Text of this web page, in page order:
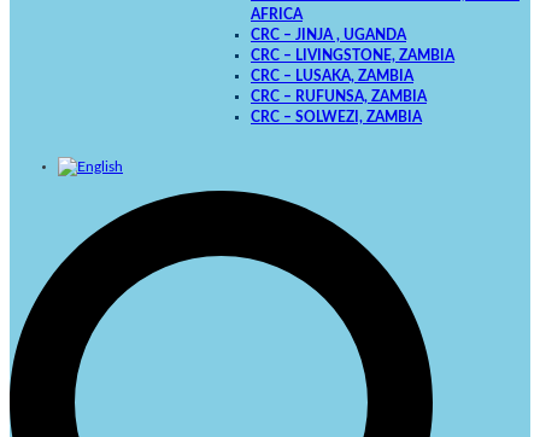
AFRICA
CRC – JINJA , UGANDA
CRC – LIVINGSTONE, ZAMBIA
CRC – LUSAKA, ZAMBIA
CRC – RUFUNSA, ZAMBIA
CRC – SOLWEZI, ZAMBIA